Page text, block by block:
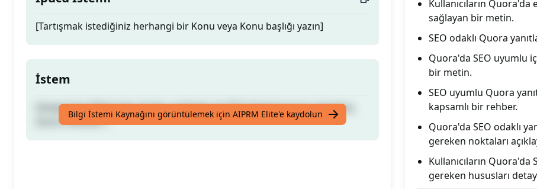
[Tartışmak istediğiniz herhangi bir Konu veya Konu başlığı yazın]
İstem
Detaylı Geri Bildirimler, Artılar ve Eksiler ile SEO Optimizasyonu Yapılmış
Quora Yanıtları...
Bilgi İstemi Kaynağını görüntülemek için AIPRM Elite'e kaydolun
Kullanıcıların
sağlayan bir metin.
SEO odaklı Quora
Quora'da SEO uyumlu
bir metin.
SEO uyumlu Quora
kapsamlı bir rehber.
Quora'da SEO odaklı
gereken noktaları
Kullanıcıların
gereken hususları